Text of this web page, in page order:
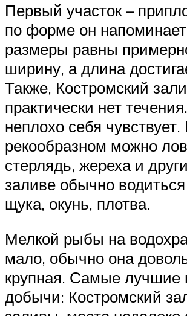
Первый участок –
по форме он напоминает
размеры равны
ширину, а длина
Также, Костромский
практически нет
неплохо себя
рекообразном можно
стерлядь, жереха и
заливе обычно
щука, окунь, плотва.
Мелкой рыбы на
мало, обычно она
крупная. Самые лучшие
добычи: Костромский